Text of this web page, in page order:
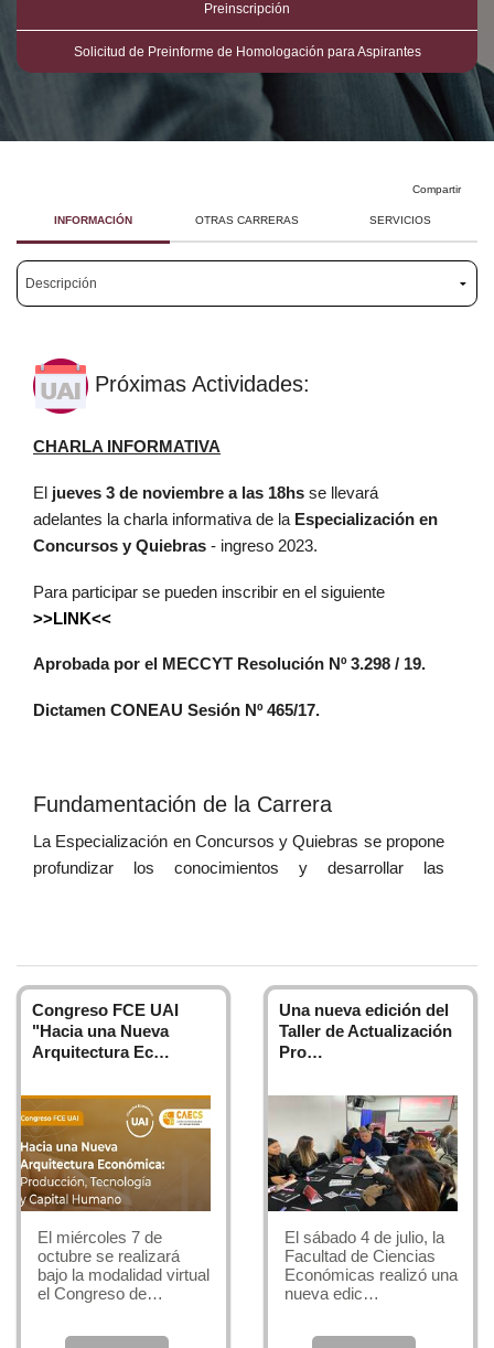
Preinscripción
Solicitud de Preinforme de Homologación para Aspirantes
Compartir
INFORMACIÓN OTRAS CARRERAS SERVICIOS
Próximas Actividades:
CHARLA INFORMATIVA
El jueves 3 de noviembre a las 18hs se llevará
adelantes la charla informativa de la Especialización en
Concursos y Quiebras - ingreso 2023.
Para participar se pueden inscribir en el siguiente
>>LINK<<
Aprobada por el MECCYT Resolución Nº 3.298 / 19.
Dictamen CONEAU Sesión Nº 465/17.
Fundamentación de la Carrera
La Especialización en Concursos y Quiebras se propone
profundizar los conocimientos y desarrollar las
dificultades financieras que, de no existir un tratamiento
adecuado, pueden conducir a la insolvencia y cese de la
actividad.
Las pérdidas acumuladas, traducidas en pasivos
excesivos, deben ser enfrentadas por los siguientes
caminos que pueden ser alternativos y en ocasiones
complementarias:
• aumento de capital por parte de los accionistas o
empresarios
• renegociación de pasivos en forma privada o
preventivo • redefinición del negocio • cese de la
Congreso FCE UAI
"Hacia una Nueva
Arquitectura Ec…
El miércoles 7 de
octubre se realizará
bajo la modalidad virtual
el Congreso de…
Una nueva edición del
Taller de Actualización
Pro…
El sábado 4 de julio, la
Facultad de Ciencias
Económicas realizó una
nueva edic…